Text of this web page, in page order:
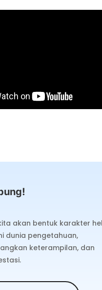
akan bentuk karakter
dunia pengetahuan,
keterampilan, dan